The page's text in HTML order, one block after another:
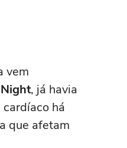
vem
, já havia
há
que afetam